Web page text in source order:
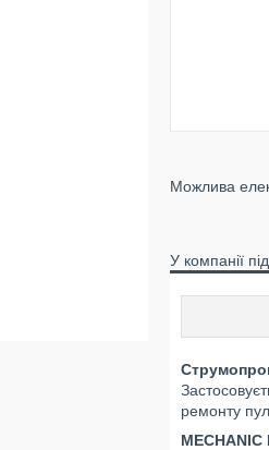
У компанії
ремонту
MECHANIC